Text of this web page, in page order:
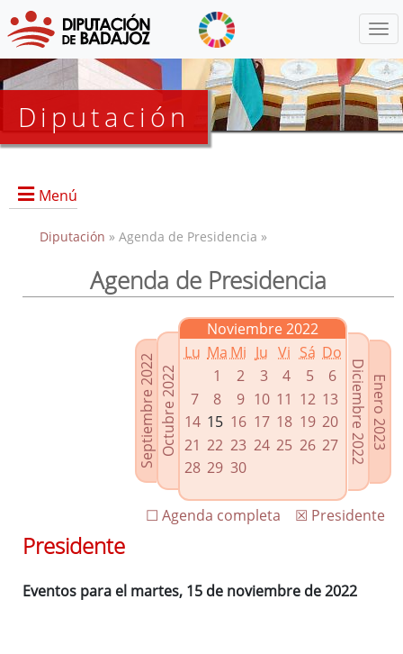
Diputación
Menú
Presidencia
Enlaces relacionados
Agenda de Presidencia
Plenos provinciales y Juntas de gobierno
Oficina de Proyectos Europeos
Diputación » Agenda de Presidencia »
Agenda de Presidencia
Septiembre 2022Octubre 2022
Noviembre 2022
Lu Ma Mi Ju Vi Sá Do
1
2 3 4 5
6
7
8 9 10 11 12 13
14 15 16 17 18 19 20
21 22 23 24 25 26 27
28 29 30
Enero 2023
Diciembre 2022
☒ Presidente
☐ Agenda completa
Presidente
Eventos para el martes, 15 de noviembre de 2022